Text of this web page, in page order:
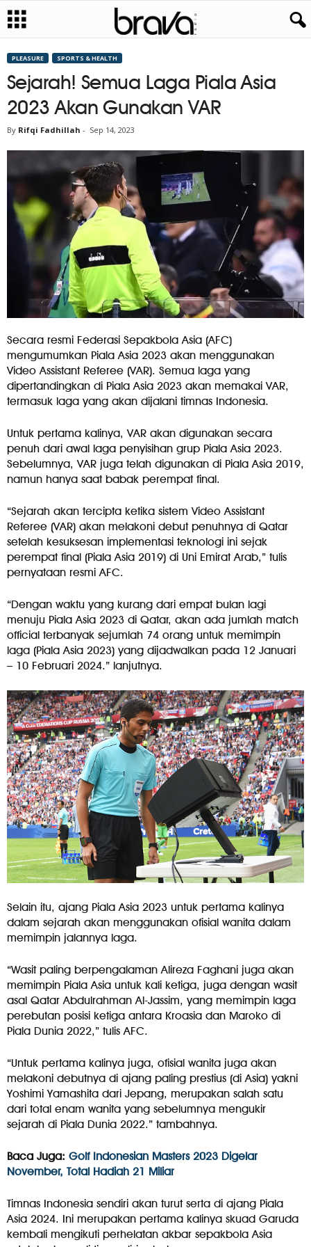
PLEASURE SPORTS & HEALTH
Sejarah! Semua Laga Piala Asia
2023 Akan Gunakan VAR
By Rifqi Fadhillah - Sep 14, 2023
Secara resmi Federasi Sepakbola Asia (AFC)
mengumumkan Piala Asia 2023 akan menggunakan
Video Assistant Referee (VAR). Semua laga yang
dipertandingkan di Piala Asia 2023 akan memakai VAR,
termasuk laga yang akan dijalani timnas Indonesia.
Untuk pertama kalinya, VAR akan digunakan secara
penuh dari awal laga penyisihan grup Piala Asia 2023.
Sebelumnya, VAR juga telah digunakan di Piala Asia 2019,
namun hanya saat babak perempat final.
“Sejarah akan tercipta ketika sistem Video Assistant
Referee (VAR) akan melakoni debut penuhnya di Qatar
setelah kesuksesan implementasi teknologi ini sejak
perempat final (Piala Asia 2019) di Uni Emirat Arab,” tulis
pernyataan resmi AFC.
“Dengan waktu yang kurang dari empat bulan lagi
menuju Piala Asia 2023 di Qatar, akan ada jumlah match
official terbanyak sejumlah 74 orang untuk memimpin
laga (Piala Asia 2023) yang dijadwalkan pada 12 Januari
– 10 Februari 2024.” lanjutnya.
Selain itu, ajang Piala Asia 2023 untuk pertama kalinya
dalam sejarah akan menggunakan ofisial wanita dalam
memimpin jalannya laga.
“Wasit paling berpengalaman Alireza Faghani juga akan
memimpin Piala Asia untuk kali ketiga, juga dengan wasit
asal Qatar Abdulrahman Al-Jassim, yang memimpin laga
perebutan posisi ketiga antara Kroasia dan Maroko di
Piala Dunia 2022,” tulis AFC.
“Untuk pertama kalinya juga, ofisial wanita juga akan
melakoni debutnya di ajang paling prestius (di Asia) yakni
Yoshimi Yamashita dari Jepang, merupakan salah satu
dari total enam wanita yang sebelumnya mengukir
sejarah di Piala Dunia 2022.” tambahnya.
Baca Juga: Golf Indonesian Masters 2023 Digelar
November, Total Hadiah 21 Miliar
Timnas Indonesia sendiri akan turut serta di ajang Piala
Asia 2024. Ini merupakan pertama kalinya skuad Garuda
kembali mengikuti perhelatan akbar sepakbola Asia